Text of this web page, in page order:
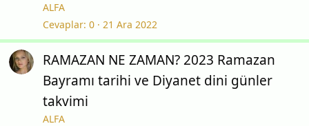
ALFA
Cevaplar 0 21 Ara 2022
RAMAZAN NE ZAMAN? 2023 Ramazan
Bayramı tarihi ve Diyanet dini günler
takvimi
ALFA